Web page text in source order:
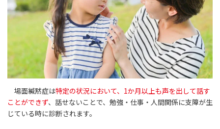
場面緘黙症は特定の状況において、1か月以上も声を出して話す
ことができず、話せないことで、勉強・仕事・人間関係に支障が生
じている時に診断されます。